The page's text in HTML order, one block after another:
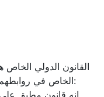
القانون الدولي
الخاص في روابطهم